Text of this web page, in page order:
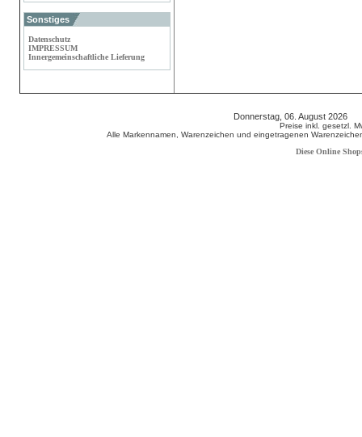
Sonstiges
Datenschutz
IMPRESSUM
Innergemeinschaftliche Lieferung
Donnerstag, 06. August
Preise inkl. gesetzl.
Alle Markennamen, Warenzeichen und eingetragenen
Diese Online